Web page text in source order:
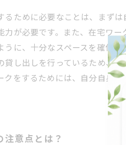
るために必要なことは、まず
力が必要です。また、在宅ワ
うに、十分なスペースを確保
貸し出しを行っているため、
クをするためには、自分自身
意点とは？